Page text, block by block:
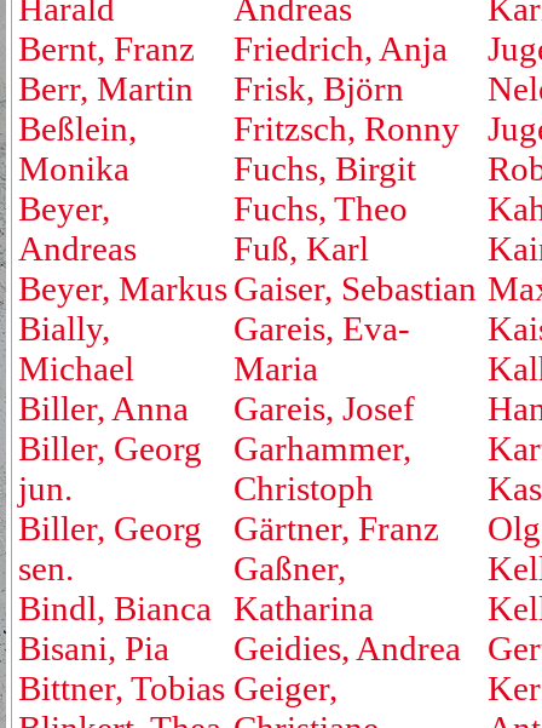
Harald
Bernt, Franz
Berr, Martin
Beßlein,
Monika
Beyer,
Andreas
Beyer, Markus
Bially,
Michael
Biller, Anna
Biller, Georg
jun.
Biller, Georg
sen.
Bindl, Bianca
Bisani, Pia
Bittner, Tobias
Andreas
Friedrich, Anja
Frisk, Björn
Fritzsch, Ronny
Fuchs, Birgit
Fuchs, Theo
Fuß, Karl
Gaiser, Sebastian
Gareis, Eva-
Maria
Gareis, Josef
Garhammer,
Christoph
Gärtner, Franz
Gaßner,
Katharina
Geidies, Andrea
Geiger,